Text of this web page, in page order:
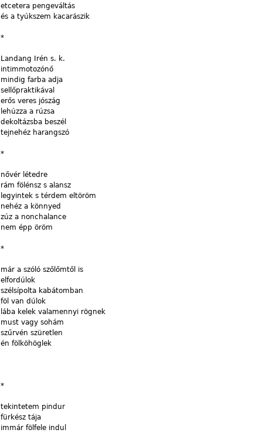
etcetera pengeváltás
és a tyúkszem kacarászik
*
Landang Irén s. k.
intimmotozónő
mindig farba adja
sellőpraktikával
erős veres jószág
lehúzza a rúzsa
dekoltázsba beszél
tejnehéz harangszó
*
nővér létedre
rám fölénsz s alansz
legyintek s térdem eltöröm
nehéz a könnyed
zúz a nonchalance
nem épp öröm
*
már a szóló szőlőmtől is
elfordúlok
szélsípolta kabátomban
föl van dúlok
lába kelek valamennyi rögnek
must vagy sohám
szűrvén szüretlen
én fölköhöglek
*
tekintetem pindur
fürkész tája
immár fölfele indul